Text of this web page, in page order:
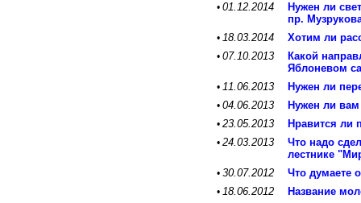
• 01.12.2014
Нужен ли
пр.
• 18.03.2014 Хотим ли
• 07.10.2013
Какой
Яблоневом
• 11.06.2013 Нужен ли
• 04.06.2013 Нужен ли вам
• 23.05.2013 Нравится ли
• 24.03.2013
Что надо
лестнике
• 30.07.2012 Что думаете
• 18.06.2012 Название